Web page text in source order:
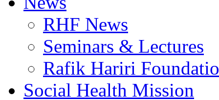
RHF News
Seminars & Lectures
Rafik Hariri
Social Health Mission